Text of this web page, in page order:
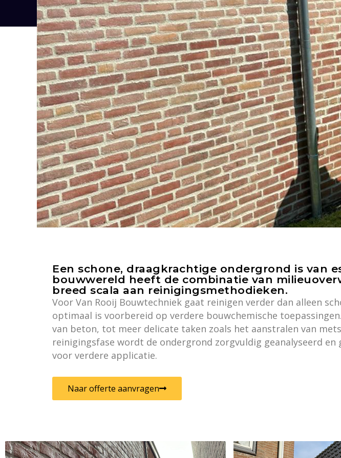
Een schone, draagkrachtige ondergrond is van
bouwwereld heeft de combinatie van
breed scala aan reinigingsmethodieken.
Voor Van Rooij Bouwtechniek gaat reinigen verder dan alleen
optimaal is voorbereid op verdere bouwchemische
van beton, tot meer delicate taken zoals het aanstralen van
reinigingsfase wordt de ondergrond zorgvuldig geanalyseerd
voor verdere applicatie.
Naar offerte aanvragen